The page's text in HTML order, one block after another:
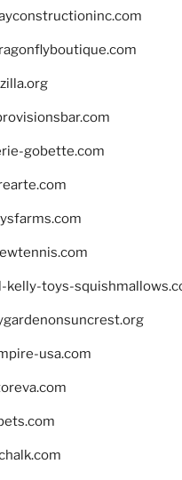
gobette.com
kelly-toys-
usa.com